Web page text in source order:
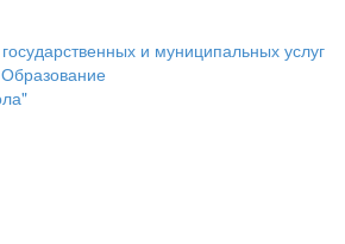
и муниципальных услуг